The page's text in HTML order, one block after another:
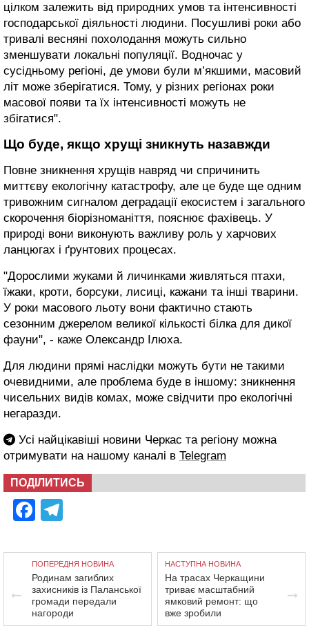
цілком залежить від природних умов та інтенсивності
господарської діяльності людини. Посушливі роки або
тривалі весняні похолодання можуть сильно
зменшувати локальні популяції. Водночас у
сусідньому регіоні, де умови були м’якшими, масовий
літ може зберігатися. Тому, у різних регіонах роки
масової появи та їх інтенсивності можуть не
збігатися".
Що буде, якщо хрущі зникнуть назавжди
Повне зникнення хрущів навряд чи спричинить
миттєву екологічну катастрофу, але це буде ще одним
тривожним сигналом деградації екосистем і загального
скорочення біорізноманіття, пояснює фахівець. У
природі вони виконують важливу роль у харчових
ланцюгах і ґрунтових процесах.
"Дорослими жуками й личинками живляться птахи,
їжаки, кроти, борсуки, лисиці, кажани та інші тварини.
У роки масового льоту вони фактично стають
сезонним джерелом великої кількості білка для дикої
фауни", - каже Олександр Ілюха.
Для людини прямі наслідки можуть бути не такими
очевидними, але проблема буде в іншому: зникнення
чисельних видів комах, може свідчити про екологічні
негаразди.
Усі найцікавіші новини Черкас та регіону можна
отримувати на нашому каналі в Telegram
ПОДІЛИТИСЬ
Facebook
ПОПЕРЕДНЯ НОВИНА
Родинам загиблих
захисників із Паланської
громади передали
нагороди
НАСТУПНА НОВИНА
На трасах Черкащини
триває масштабний
ямковий ремонт: що
вже зробили